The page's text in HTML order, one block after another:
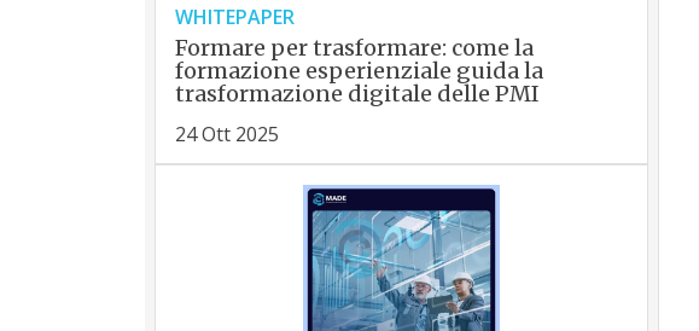
WHITEPAPER
Formare per trasformare: come la
formazione esperienziale guida la
trasformazione digitale delle PMI
24 Ott 2025